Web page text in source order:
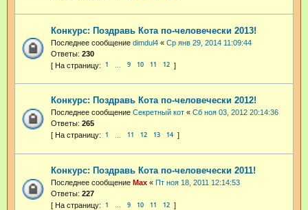
Конкурс: Поздравь Кота по-человечески 2013!
Последнее сообщение dimdul4 « Ср янв 29, 2014 11:09:44
Ответы: 230
1 9 10 11 12
Конкурс: Поздравь Кота по-человечески 2012!
Последнее сообщение Секретный кот « Сб ноя 03, 2012 20:14:36
Ответы: 265
1 11 12 13 14
Конкурс: Поздравь Кота по-человечески 2011!
Последнее сообщение Max « Пт ноя 18, 2011 12:14:53
Ответы: 227
1 … 9 10 11 12